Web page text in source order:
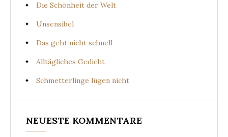
Die Schönheit der Welt
Unsensibel
Das geht nicht schnell
Alltägliches Gedicht
Schmetterlinge lügen nicht
NEUESTE KOMMENTARE